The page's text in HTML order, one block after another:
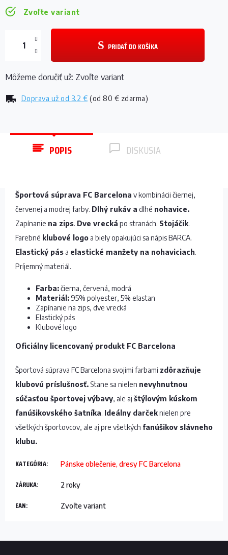
Zvoľte variant
Doprava už od 3.2 € (od 80 € zdarma)
PRIDAŤ DO KOŠÍKA
Môžeme doručiť už: Zvoľte variant
POPIS DISKUSIA
Športová súprava FC Barcelona v kombinácii čiernej,
červenej a modrej farby. Dlhý rukáv a dlhé nohavice.
Zapínanie na zips. Dve vrecká po stranách. Stojáčik.
Farebné klubové logo a biely opakujúci sa nápis BARCA.
Elastický pás a elastické manžety na nohaviciach.
Príjemný materiál.
Farba:čierna, červená, modrá
Materiál: 95% polyester, 5% elastan
Zapínanie na zips, dve vrecká
Elastický pás
Klubové logo
Oficiálny licencovaný produkt FC Barcelona
Športová súprava FC Barcelona svojimi farbami zdôrazňuje
klubovú príslušnosť. Stane sa nielen nevyhnutnou
súčasťou športovej výbavy, ale aj štýlovým kúskom
fanúšikovského šatníka. Ideálny darčeknielen pre
všetkých športovcov, ale aj pre všetkých fanúšikov slávneho
klubu.
KATEGÓRIA: Pánske oblečenie, dresy FC Barcelona
ZÁRUKA: 2 roky
EAN: Zvoľte variant
Z